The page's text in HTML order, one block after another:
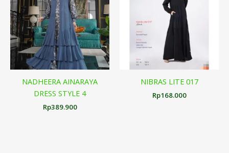
NADHEERA AINARAYA
DRESS STYLE 4
Rp389.900
NIBRAS LITE 017
Rp168.000